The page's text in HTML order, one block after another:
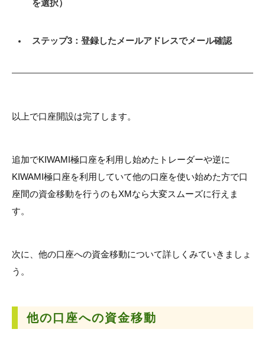
を選択）
ステップ3：登録したメールアドレスでメール確認
以上で口座開設は完了します。
追加でKIWAMI極口座を利用し始めたトレーダーや逆に
KIWAMI極口座を利用していて他の口座を使い始めた方で口
座間の資金移動を行うのもXMなら大変スムーズに行えま
す。
次に、他の口座への資金移動について詳しくみていきましょ
う。
他の口座への資金移動